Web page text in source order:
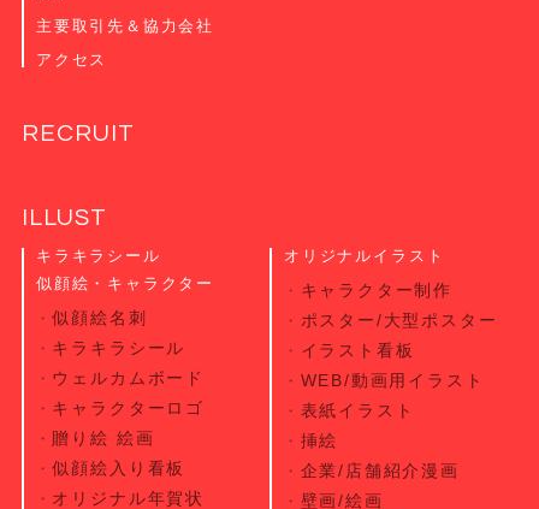
主要取引先＆協力会社
アクセス
RECRUIT
ILLUST
キラキラシール
似顔絵・キャラクター
似顔絵名刺
キラキラシール
ウェルカムボード
キャラクターロゴ
贈り絵 絵画
似顔絵入り看板
オリジナル年賀状
オリジナルイラスト
キャラクター制作
ポスター/大型ポスター
イラスト看板
WEB/動画用イラスト
表紙イラスト
挿絵
企業/店舗紹介漫画
壁画/絵画